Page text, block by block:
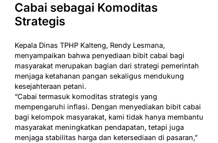
Cabai sebagai Komoditas
Strategis
Kepala Dinas TPHP Kalteng, Rendy Lesmana,
menyampaikan bahwa penyediaan bibit cabai bagi
masyarakat merupakan bagian dari strategi pemerintah
menjaga ketahanan pangan sekaligus mendukung
kesejahteraan petani.
“Cabai termasuk komoditas strategis yang
mempengaruhi inflasi. Dengan menyediakan bibit cabai
bagi kelompok masyarakat, kami tidak hanya membantu
masyarakat meningkatkan pendapatan, tetapi juga
menjaga stabilitas harga dan ketersediaan di pasaran,”